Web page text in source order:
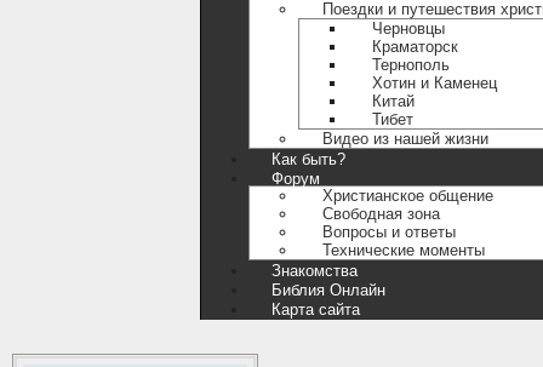
Поездки и путешествия
Черновцы
Краматорск
Тернополь
Хотин и Каменец
Китай
Тибет
Видео из нашей жизни
Как быть?
Форум
Христианское общение
Свободная зона
Вопросы и ответы
Технические моменты
Знакомства
Библия Онлайн
Карта сайта